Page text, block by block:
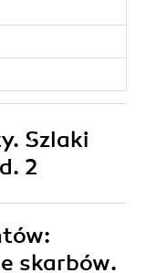
Szlaki
2
skarbów.